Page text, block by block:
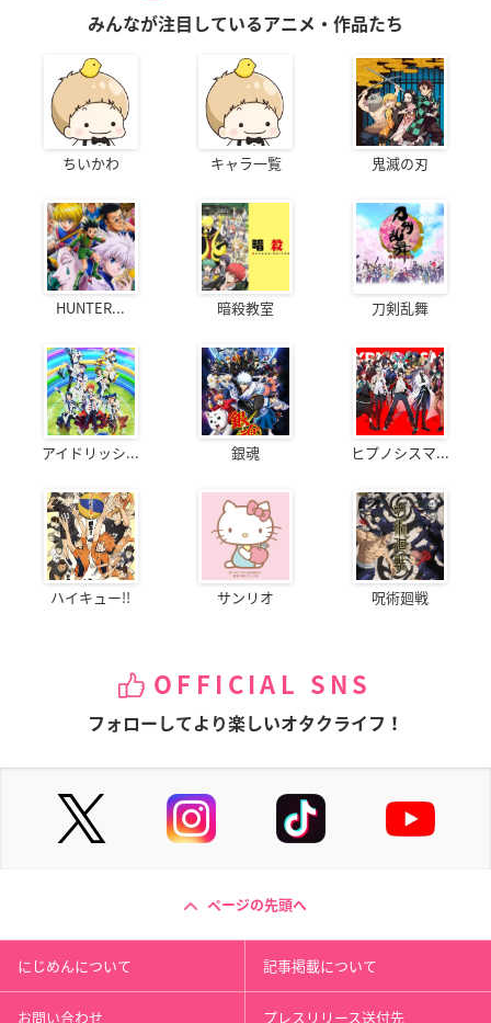
みんなが注目しているアニメ・作品たち
ちいかわ キャラ一覧 鬼滅の刃
HUNTER... 暗殺教室 刀剣乱舞
アイドリッシ... 銀魂 ヒプノシスマ...
ハイキュー!! サンリオ 呪術廻戦
OFFICIAL SNS
フォローしてより楽しいオタクライフ！
ページの先頭へ
にじめんについて 記事掲載について
お問い合わせ プレスリリース送付先